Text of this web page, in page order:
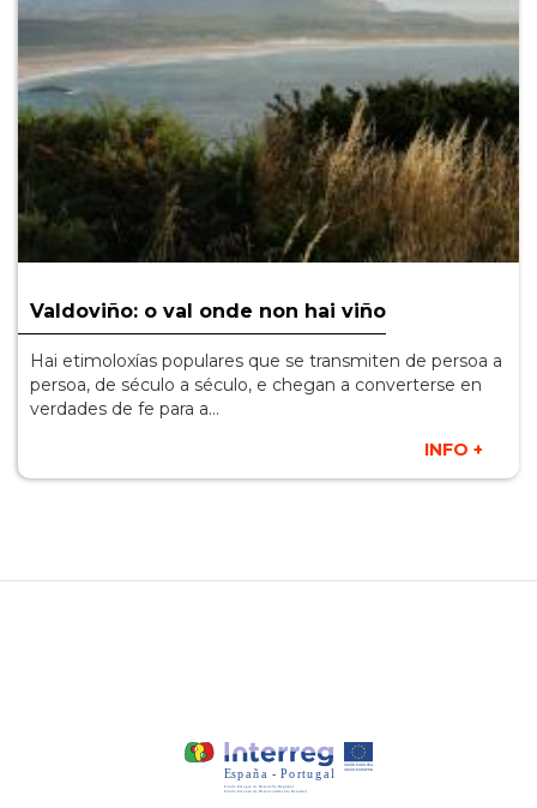
Valdoviño: o val onde non hai viño
Hai etimoloxías populares que se transmiten de persoa a
persoa, de século a século, e chegan a converterse en
verdades de fe para a…
INFO +